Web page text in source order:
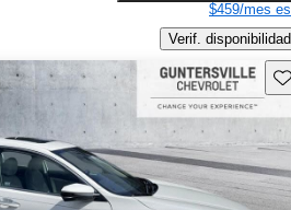
$459/mes
Verif. disponibilidad